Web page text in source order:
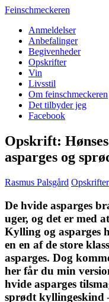
Feinschmeckeren
Anmeldelser
Anbefalinger
Begivenheder
Opskrifter
Vin
Livsstil
Om feinschmeckeren
Det tilbyder jeg
Facebook
Opskrift:
asparges og
Rasmus Palsgård Opskrifter
De hvide asparges
uger, og det er med
Kylling og asparges
en en af de store
asparges. Dog
her får du min
hvide asparges
sprødt kyllingeskind